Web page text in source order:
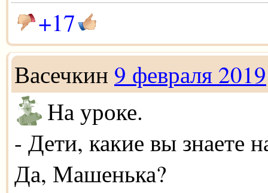
+17
Васечкин 9 февраля 2019
На уроке.
- Дети, какие вы знаете
Да, Машенька?